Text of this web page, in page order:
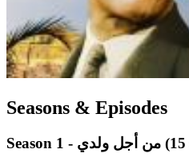
Seasons & Episodes